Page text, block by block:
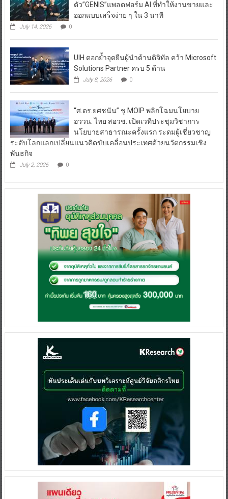
ตัว”GENIS”แพลตฟอร์ม AI ที่ทำให้งานขายและ
ออกแบบเสร็จง่าย ๆ ใน 3 นาที
July 14, 2026 0
UIH ตอกย้ำจุดยืนผู้นำด้านดิจิทัล คว้า Microsoft
Solutions Partner ครบ 5 ด้าน
July 8, 2026 0
“ศ.ดร.ยศชนัน” ชู MOIP พลิกโฉมนโยบาย
อววน. ไทย สอวช. เปิดเวทีประชุมวิชาการ
นโยบายสาธารณะครั้งแรก ระดมผู้เชี่ยวชาญ
ระดับโลกแลกเปลี่ยนแนวคิดขับเคลื่อนประเทศด้วยนวัตกรรมเชิง
พันธกิจ
July 2, 2026 0